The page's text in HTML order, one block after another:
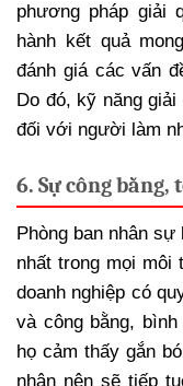
phương pháp giải
hành kết quả
đánh giá các vấn
Do đó, kỹ năng
đối với người làm
6. Sự công bằng,
Phòng ban nhân
nhất trong mọi
doanh nghiệp có
và công bằng,
họ cảm thấy gắn
nhận nên sẽ tiếp